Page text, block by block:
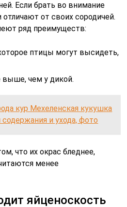
Если брать во внимание
от своих сородичей.
ряд преимуществ:
птицы могут высидеть,
чем у дикой.
кур Мехеленская кукушка
и ухода, фото
что их окрас бледнее,
менее
яйценоскость